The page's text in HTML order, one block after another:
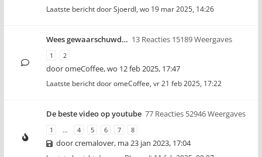
Laatste bericht doorSjoerdl, wo 19 mar 2025, 14:26
Wees gewaarschuwd… 13 Reacties 15189 Weergaves
1 2
dooromeCoffee,wo 12 feb 2025, 17:47
Laatste bericht dooromeCoffee, vr 21 feb 2025, 17:22
De beste video op youtube 77 Reacties 52946 Weergaves
1 … 4 5 6 7 8
doorcremalover, ma 23 jan 2023, 17:04